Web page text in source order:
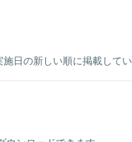
日の新しい順に掲載してい